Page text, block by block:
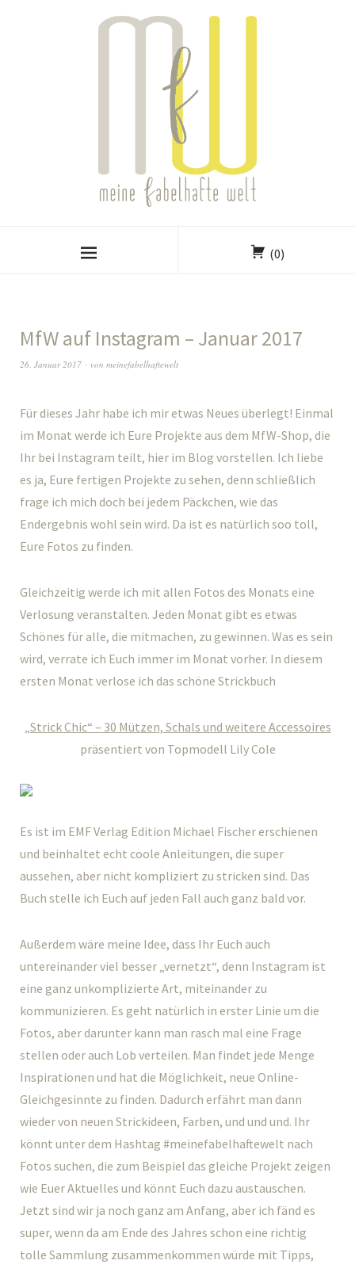
(0)
MfW auf Instagram – Januar 2017
26. Januar 2017 von meinefabelhaftewelt
Für dieses Jahr habe ich mir etwas Neues überlegt! Einmal
im Monat werde ich Eure Projekte aus dem MfW-Shop, die
Ihr bei Instagram teilt, hier im Blog vorstellen. Ich liebe
es ja, Eure fertigen Projekte zu sehen, denn schließlich
frage ich mich doch bei jedem Päckchen, wie das
Endergebnis wohl sein wird. Da ist es natürlich soo toll,
Eure Fotos zu finden.
Gleichzeitig werde ich mit allen Fotos des Monats eine
Verlosung veranstalten. Jeden Monat gibt es etwas
Schönes für alle, die mitmachen, zu gewinnen. Was es sein
wird, verrate ich Euch immer im Monat vorher. In diesem
ersten Monat verlose ich das schöne Strickbuch
„Strick Chic“ – 30 Mützen, Schals und weitere Accessoires
präsentiert von Topmodell Lily Cole
Es ist im EMF Verlag Edition Michael Fischer erschienen
und beinhaltet echt coole Anleitungen, die super
aussehen, aber nicht kompliziert zu stricken sind. Das
Buch stelle ich Euch auf jeden Fall auch ganz bald vor.
Außerdem wäre meine Idee, dass Ihr Euch auch
untereinander viel besser „vernetzt“, denn Instagram ist
eine ganz unkomplizierte Art, miteinander zu
kommunizieren. Es geht natürlich in erster Linie um die
Fotos, aber darunter kann man rasch mal eine Frage
stellen oder auch Lob verteilen. Man findet jede Menge
Inspirationen und hat die Möglichkeit, neue Online-
Gleichgesinnte zu finden. Dadurch erfährt man dann
wieder von neuen Strickideen, Farben, und und und. Ihr
könnt unter dem Hashtag #meinefabelhaftewelt nach
Fotos suchen, die zum Beispiel das gleiche Projekt zeigen
wie Euer Aktuelles und könnt Euch dazu austauschen.
Jetzt sind wir ja noch ganz am Anfang, aber ich fänd es
super, wenn da am Ende des Jahres schon eine richtig
tolle Sammlung zusammenkommen würde mit Tipps,